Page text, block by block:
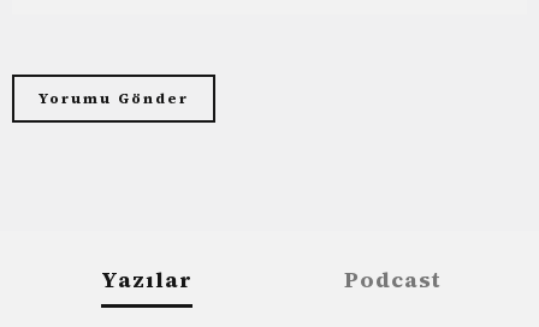
Yazılar Podcast